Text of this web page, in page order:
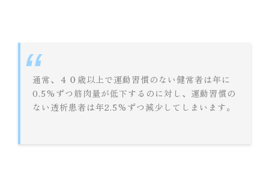
通常、４０歳以上で運動習慣のない健常者は年に
0.5%ずつ筋肉量が低下するのに対し、運動習慣の
ない透析患者は年2.5%ずつ減少してしまいます。